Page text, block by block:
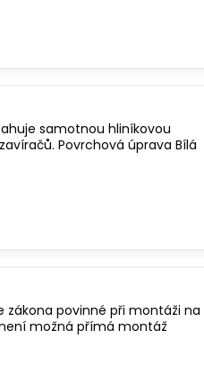
samotnou hliníkovou
Povrchová úprava Bílá
zákona povinné při montáži na
možná přímá montáž